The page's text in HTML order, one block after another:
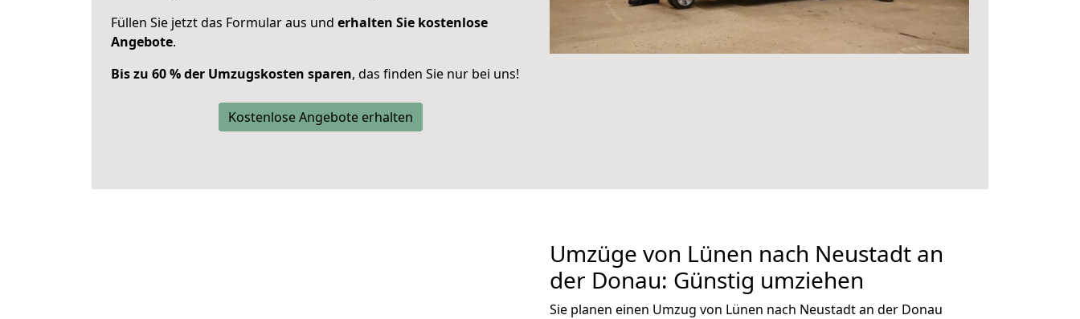
Füllen Sie jetzt das Formular aus und erhalten Sie kostenlose
Angebote.
Bis zu 60 % der Umzugskosten sparen, das finden Sie nur bei uns!
Kostenlose Angebote erhalten
Umzüge von Lünen nach Neustadt an
der Donau: Günstig umziehen
Sie planen einen Umzug von Lünen nach Neustadt an der Donau